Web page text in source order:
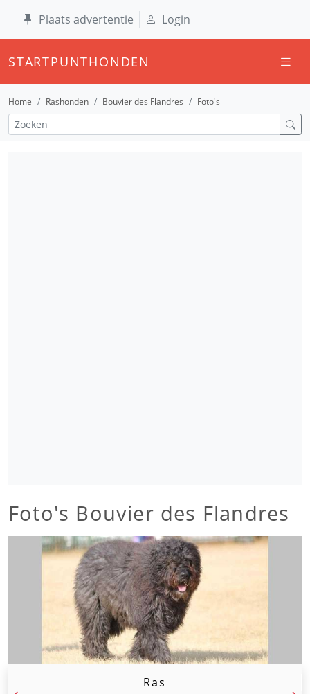
Plaats advertentie Login
STARTPUNTHONDEN
Home Rashonden Bouvier des Flandres Foto's
Foto's Bouvier des Flandres
Ras